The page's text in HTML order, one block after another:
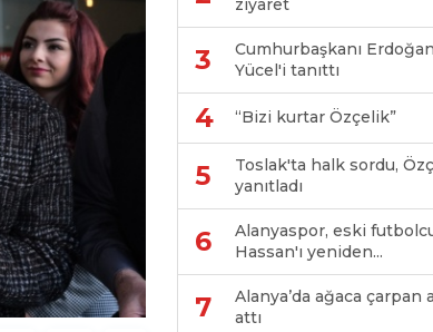
ziyaret
3
Cumhurbaşkanı
Yücel'i tanıttı
4 “Bizi kurtar Özçelik”
5
Toslak'ta halk sordu,
yanıtladı
6
Alanyaspor, eski
Hassan'ı yeniden...
7
Alanya’da ağaca çarpan
attı